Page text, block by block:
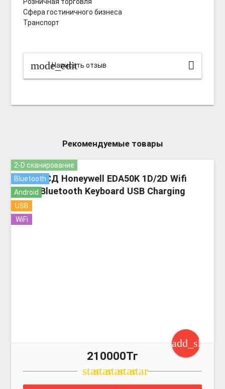
Сфера гостиничного бизнеса
Транспорт
mode_edit
Написать отзыв
Рекомендуемые товары
2-D сканирование
Bluetooth
Android
USB
WiFi
ТСД Honeywell EDA50K 1D/2D Wifi
Bluetooth Keyboard USB Charging
210000Тг
starstarstarstarstar